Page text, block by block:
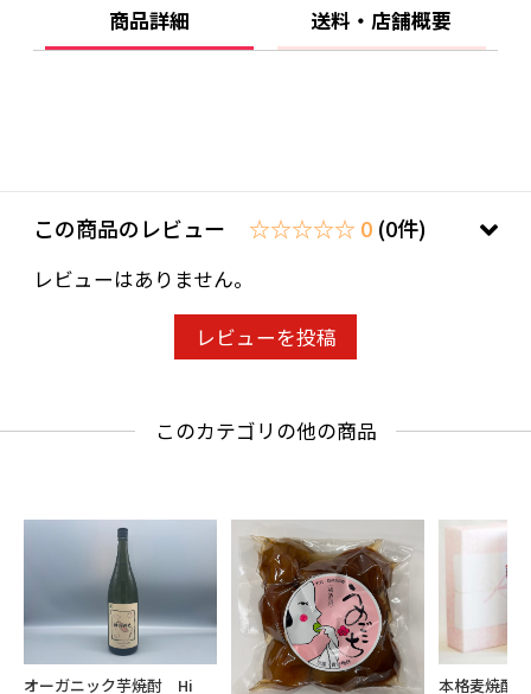
商品詳細 送料・店舗概要
この商品のレビュー ☆☆☆☆☆ 0 (0件)
レビューはありません。
レビューを投稿
このカテゴリの他の商品
オーガニック芋焼酎 Hi 本格麦焼酎